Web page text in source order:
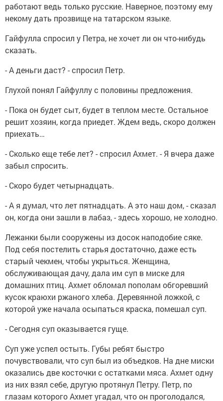
работают ведь только русские. Наверное, поэтому ему
некому дать прозвище на татарском языке.
Гайфулла спросил у Петра, не хочет ли он что-нибудь
сказать.
- А деньги даст? - спросил Петр.
Глухой понял Гайфуллу с половины предложения.
- Пока он будет сыт, будет в теплом месте. Остальное
решит хозяин, когда приедет. Ждем ведь, скоро должен
приехать…
- Сколько еще тебе лет? - спросил Ахмет. - Я вчера даже
забыл спросить.
- Скоро будет четырнадцать.
- А я думал, что лет пятнадцать. А это наш дом, - сказал
он, когда они зашли в лабаз, - здесь хорошо, не холодно.
Лежанки были сооружены из досок наподобие сяке.
Под себя постелить старья достаточно, даже есть
старый чекмен, чтобы укрыться. Женщина,
обслуживающая дачу, дала им суп в миске для
домашних птиц. Ахмет обломал пополам обгоревший
кусок краюхи ржаного хлеба. Деревянной ложкой, с
которой уже начала осыпаться краска, помешал суп.
- Сегодня суп оказывается гуще.
Суп уже успел остыть. Губы ребят быстро
почувствовали, что суп был из объедков. На дне миски
оказались две косточки с остатками мяса. Ахмет одну
из них взял себе, другую протянул Петру. Петр, по
глазам которого Ахмет угадал, что он проголодался,